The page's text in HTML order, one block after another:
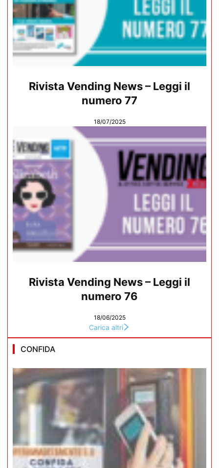
Rivista Vending News – Leggi il
numero 77
18/07/2025
Rivista Vending News – Leggi il
numero 76
18/06/2025
Carica altri
CONFIDA